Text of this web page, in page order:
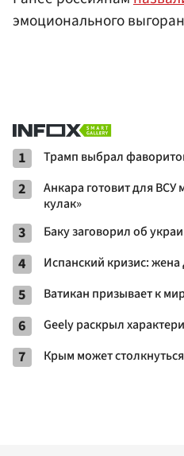
эмоционального
1 Трамп выбрал
2
Анкара готовит для
кулак»
3 Баку заговорил об
4 Испанский кризис: жена
5 Ватикан призывает к
6 Geely раскрыл
7 Крым может